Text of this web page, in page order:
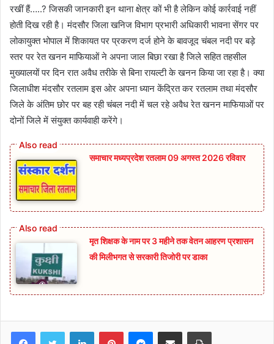
रखीं हैं…..? जिसकी जानकारी इन थाना क्षेत्र कों भी है लेकिन कोई कार्रवाई नहीं
होती दिख रही है। मंदसौर जिला खनिज विभाग प्रभारी अधिकारी भावना सेंगर पर
लोकायुक्त भोपाल में शिकायत पर प्रकरण दर्ज होने के बावजूद चंबल नदी पर बड़े
स्तर पर रेत खनन माफियाओं ने अपना जाल बिछा रखा है जिले सहित तहसील
मुख्यालयों पर दिन रात अवैध तरीके से बिना रायल्टी के खनन किया जा रहा है। क्या
जिलाधीश मंदसौर रतलाम इस ओर अपना ध्यान केंद्रित कर रतलाम तथा मंदसौर
जिले के अंतिम छोर पर बह रही चंबल नदी में चल रहे अवैध रेत खनन माफियाओं पर
दोनों जिले में संयुक्त कार्यवाही करेंगे।
समाचार मध्यप्रदेश रतलाम 09 अगस्त 2026 रविवार
मृत शिक्षक के नाम पर 3 महीने तक वेतन आहरण प्रशासन
की मिलीभगत से सरकारी तिजोरी पर डाका
FacebookTwitter LinkedInPinterestMessenger
Share via Email Print